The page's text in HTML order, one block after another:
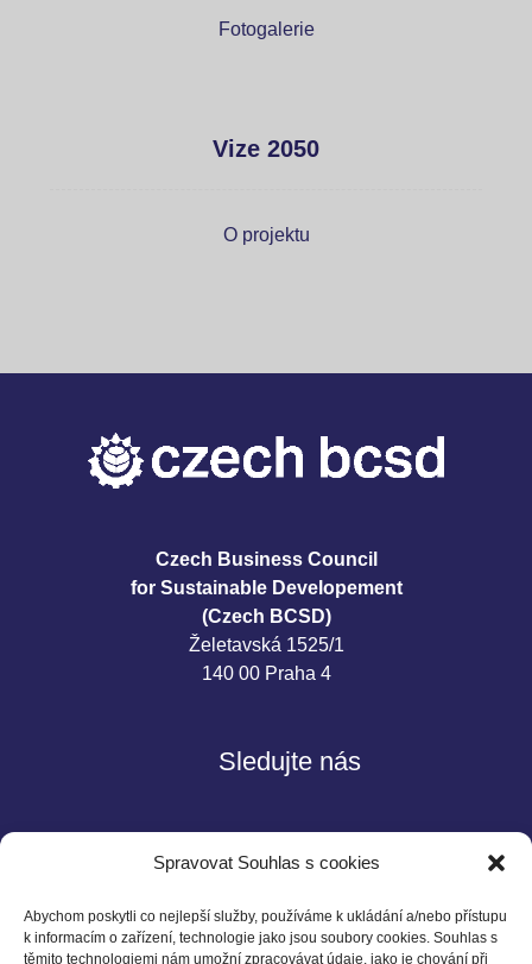
Spravovat Souhlas s cookies
Abychom poskytli co nejlepší služby, používáme k ukládání a/nebo přístupu
k informacím o zařízení, technologie jako jsou soubory cookies. Souhlas s
těmito technologiemi nám umožní zpracovávat údaje, jako je chování při
Fotogalerie
Vize 2050
O projektu
Czech Business Council
for Sustainable Developement
(Czech BCSD)
Želetavská 1525/1
140 00 Praha 4
Sledujte nás